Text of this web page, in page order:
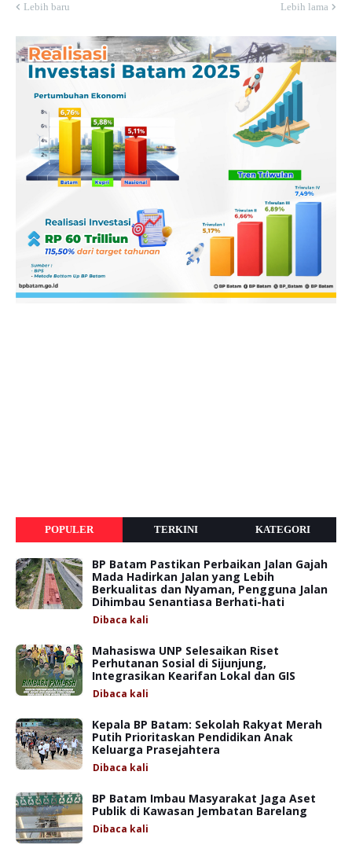
Lebih baru Lebih lama
POPULER TERKINI KATEGORI
BP Batam Pastikan Perbaikan Jalan Gajah
Mada Hadirkan Jalan yang Lebih
Berkualitas dan Nyaman, Pengguna Jalan
Dihimbau Senantiasa Berhati-hati
Dibaca kali
Mahasiswa UNP Selesaikan Riset
Perhutanan Sosial di Sijunjung,
Integrasikan Kearifan Lokal dan GIS
Dibaca kali
Kepala BP Batam: Sekolah Rakyat Merah
Putih Prioritaskan Pendidikan Anak
Keluarga Prasejahtera
Dibaca kali
BP Batam Imbau Masyarakat Jaga Aset
Publik di Kawasan Jembatan Barelang
Dibaca kali